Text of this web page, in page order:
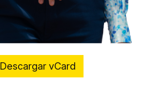
Descargar vCard